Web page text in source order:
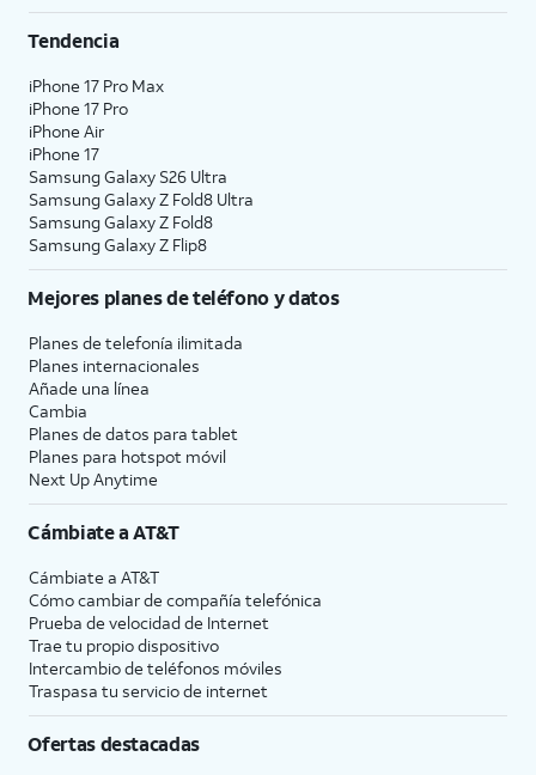
Tendencia
iPhone 17 Pro Max
iPhone 17 Pro
iPhone Air
iPhone 17
Samsung Galaxy S26 Ultra
Samsung Galaxy Z Fold8 Ultra
Samsung Galaxy Z Fold8
Samsung Galaxy Z Flip8
Mejores planes de teléfono y datos
Planes de telefonía ilimitada
Planes internacionales
Añade una línea
Cambia
Planes de datos para tablet
Planes para hotspot móvil
Next Up Anytime
Cámbiate aAT&T
Cámbiate a AT&T
Cómo cambiar de compañía telefónica
Prueba de velocidad de Internet
Trae tu propio dispositivo
Intercambio de teléfonos móviles
Traspasa tu servicio de internet
Ofertas destacadas